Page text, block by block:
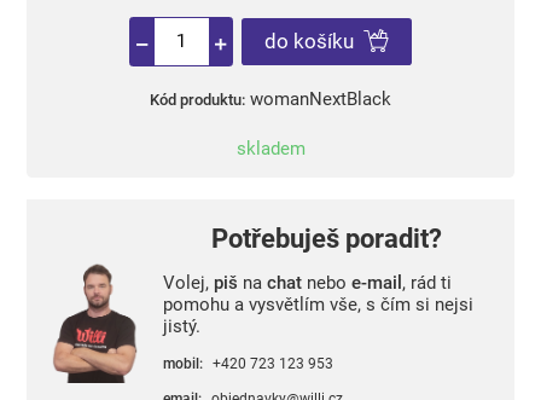
do košíku
Kód produktu: womanNextBlack
skladem
Potřebuješ poradit?
Volej, piš na chatnebo e-mail , rád ti
pomohu a vysvětlím vše, s čím si nejsi
jistý.
mobil: +420 723 123 953